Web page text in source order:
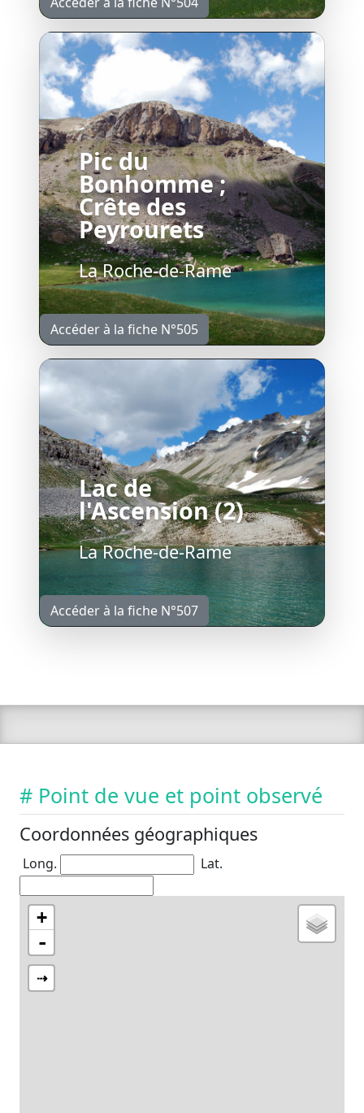
Pic du
Bonhomme ;
Crête des
Peyrourets
La Roche-de-Rame
Accéder à la fiche N°505
Lac de
l'Ascension (2)
La Roche-de-Rame
Accéder à la fiche N°507
# Point de vue et point observé
Coordonnées géographiques
Long. Lat.
+
-
⇢